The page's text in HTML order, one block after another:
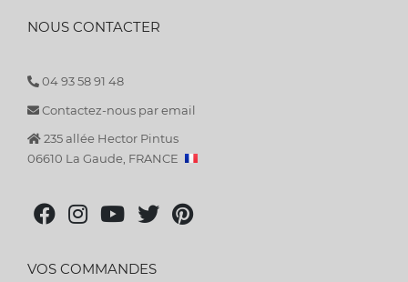
NOUS CONTACTER
04 93 58 91 48
Contactez-nous par email
235 allée Hector Pintus
06610 La Gaude, FRANCE
VOS COMMANDES